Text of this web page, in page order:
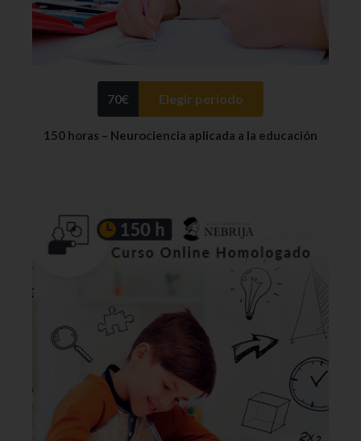
70€ Elegir periodo
150 horas – Neurociencia aplicada a la educación